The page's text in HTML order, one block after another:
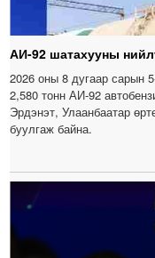
АИ-92 шатахууны
2026 оны 8 дугаар сарын
2,580 тонн АИ-92
Эрдэнэт, Улаанбаатар
буулгаж байна.